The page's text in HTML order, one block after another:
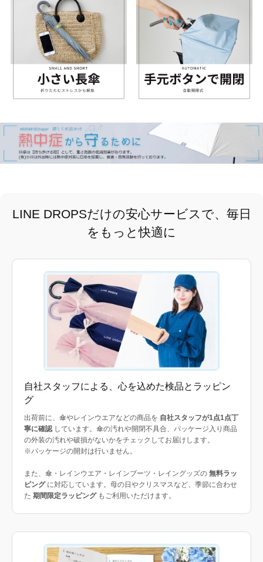
LINE DROPSだけの安心サービスで、毎日
をもっと快適に
自社スタッフによる、心を込めた検品とラッピン
グ
出荷前に、傘やレインウエアなどの商品を 自社スタッフが1点1点丁
寧に確認しています。傘の汚れや開閉不具合、パッケージ入り商品
の外装の汚れや破損がないかをチェックしてお届けします。
※パッケージの開封は行いません。
また、傘・レインウエア・レインブーツ・レイングッズの 無料ラッ
ピングに対応しています。母の日やクリスマスなど、季節に合わせ
た 期間限定ラッピングもご利用いただけます。